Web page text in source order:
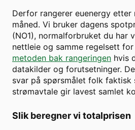
Derfor rangerer euenergy
måned. Vi bruker dagens
(NO1), normalforbruket du har
nettleie og samme regelsett for
metoden bak rangeringen hvis
datakilder og forutsetninger.
svar på spørsmålet folk faktisk
strømavtale gir lavest samlet
Slik beregner vi totalprisen